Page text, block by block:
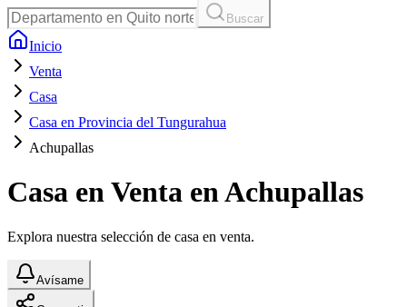
Buscar
Inicio
Venta
Casa
Casa en Provincia del Tungurahua
Achupallas
Casa en Venta en Achupallas
Explora nuestra selección de casa en venta.
Avísame